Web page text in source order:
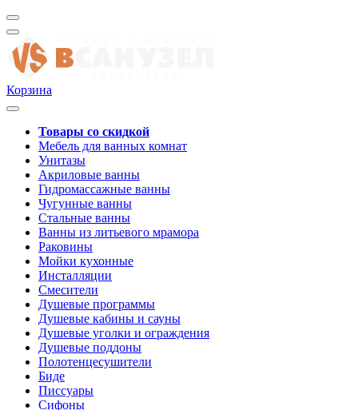
Корзина
Товары со скидкой
Мебель для ванных комнат
Унитазы
Акриловые ванны
Гидромассажные ванны
Чугунные ванны
Стальные ванны
Ванны из литьевого мрамора
Раковины
Мойки кухонные
Инсталляции
Смесители
Душевые программы
Душевые кабины и сауны
Душевые уголки и ограждения
Душевые поддоны
Полотенцесушители
Биде
Писсуары
Сифоны